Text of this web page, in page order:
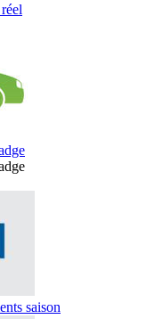
saison